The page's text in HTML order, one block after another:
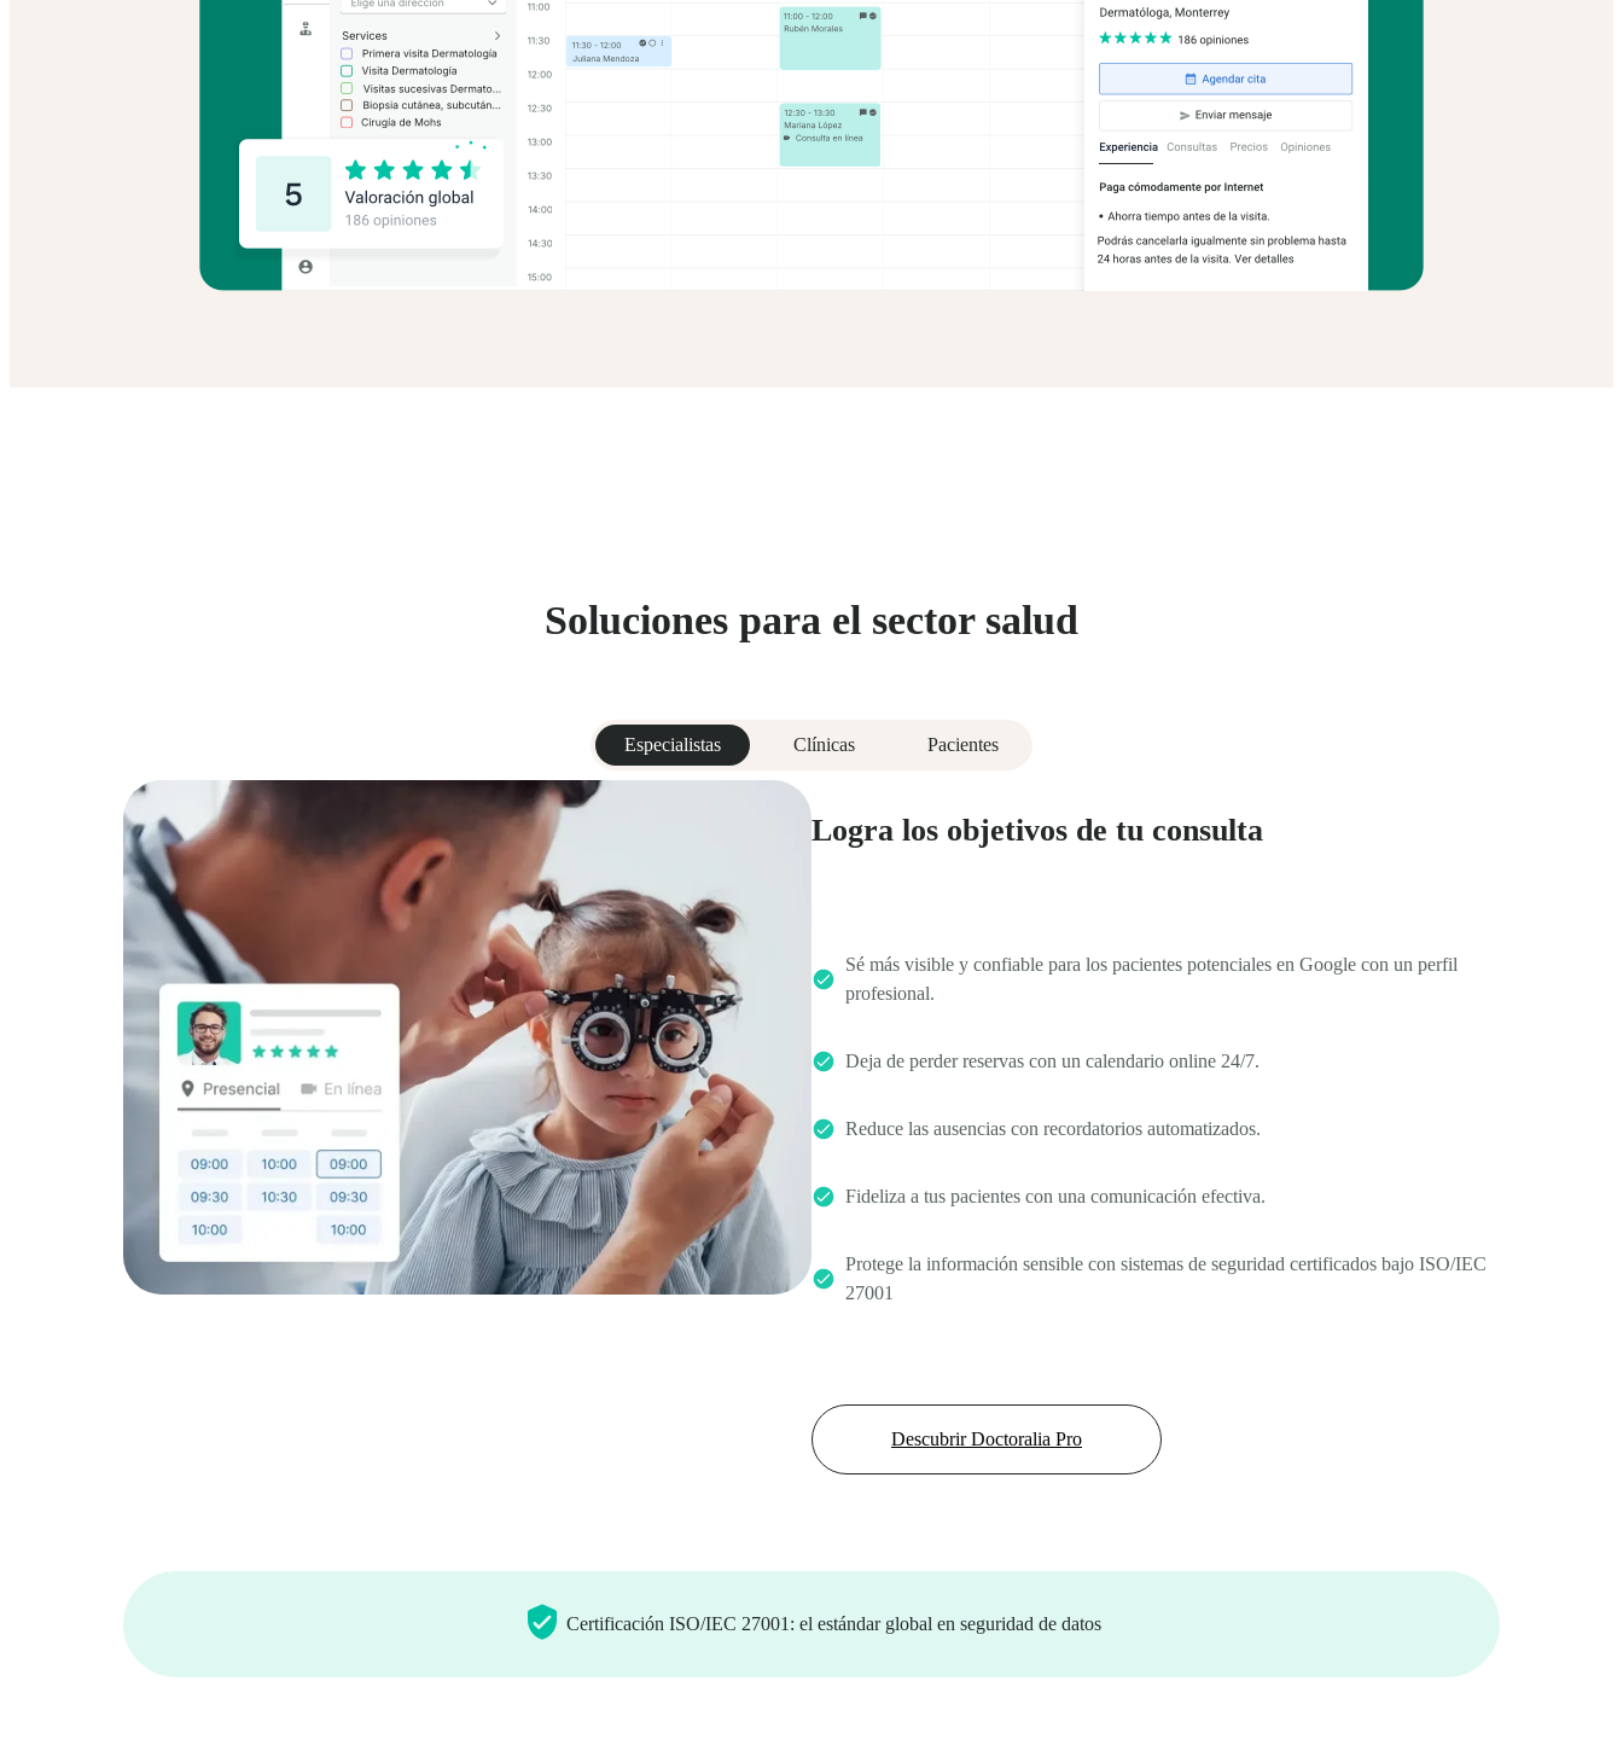
Soluciones para el sector salud
Especialistas Clínicas Pacientes
Logra los objetivos de tu consulta
Sé más visible y confiable para los pacientes potenciales en Google con un perfil
profesional.
Deja de perder reservas con un calendario online 24/7.
Reduce las ausencias con recordatorios automatizados.
Fideliza a tus pacientes con una comunicación efectiva.
Protege la información sensible con sistemas de seguridad certificados bajo ISO/IEC
27001
Descubrir Doctoralia Pro
Certificación ISO/IEC 27001: el estándar global en seguridad de datos